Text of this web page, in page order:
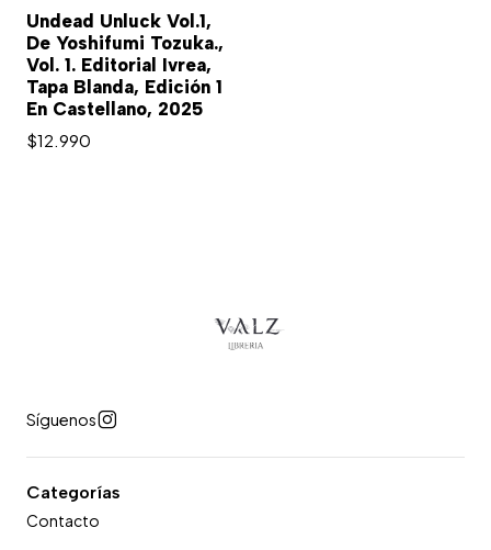
Undead Unluck Vol.1,
De Yoshifumi Tozuka.,
Vol. 1. Editorial Ivrea,
Tapa Blanda, Edición 1
En Castellano, 2025
$12.990
Síguenos
Categorías
Contacto